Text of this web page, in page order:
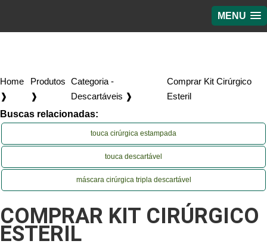
MENU
Home
❱
Produtos
❱
Categoria -
Descartáveis ❱
Comprar Kit Cirúrgico
Esteril
Buscas relacionadas:
touca cirúrgica estampada
touca descartável
máscara cirúrgica tripla descartável
COMPRAR KIT CIRÚRGICO
ESTERIL